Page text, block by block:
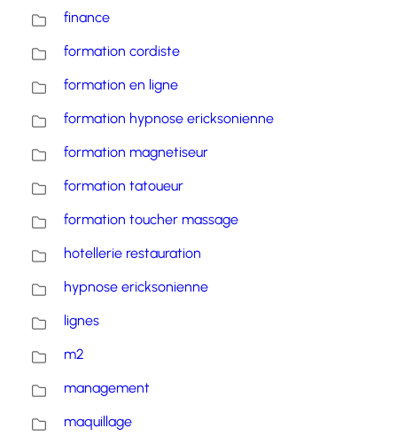
finance
formation cordiste
formation en ligne
formation hypnose ericksonienne
formation magnetiseur
formation tatoueur
formation toucher massage
hotellerie restauration
hypnose ericksonienne
lignes
m2
management
maquillage